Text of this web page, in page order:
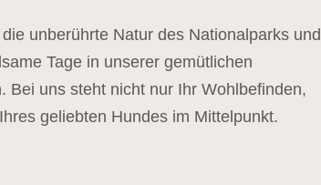
unberührte Natur des Nationalparks und
Tage in unserer gemütlichen
Bei uns steht nicht nur Ihr Wohlbefinden,
geliebten Hundes im Mittelpunkt.